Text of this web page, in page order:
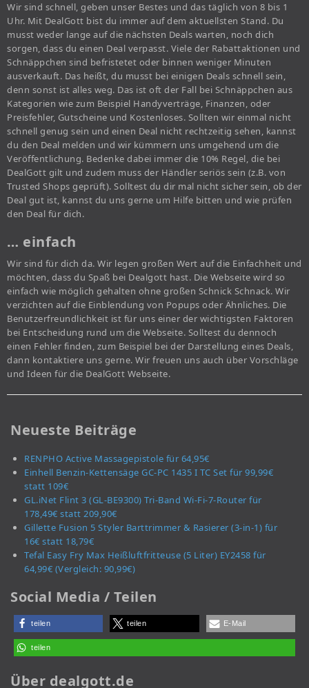
Wir sind schnell, geben unser Bestes und das täglich von 8 bis 1
Uhr. Mit DealGott bist du immer auf dem aktuellsten Stand. Du
musst weder lange auf die nächsten Deals warten, noch dich
sorgen, dass du einen Deal verpasst. Viele der Rabattaktionen und
Schnäppchen sind befristetet oder binnen weniger Minuten
ausverkauft. Das heißt, du musst bei einigen Deals schnell sein,
denn sonst ist alles weg. Das ist oft der Fall bei Schnäppchen aus
Kategorien wie zum Beispiel Handyverträge, Finanzen, oder
Preisfehler, Gutscheine und Kostenloses. Sollten wir einmal nicht
schnell genug sein und einen Deal nicht rechtzeitig sehen, kannst
du den Deal melden und wir kümmern uns umgehend um die
Veröffentlichung. Bedenke dabei immer die 10% Regel, die bei
DealGott gilt und zudem muss der Händler seriös sein (z.B. von
Trusted Shops geprüft). Solltest du dir mal nicht sicher sein, ob der
Deal gut ist, kannst du uns gerne um Hilfe bitten und wie prüfen
den Deal für dich.
… einfach
Wir sind für dich da. Wir legen großen Wert auf die Einfachheit und
möchten, dass du Spaß bei Dealgott hast. Die Webseite wird so
einfach wie möglich gehalten ohne großen Schnick Schnack. Wir
verzichten auf die Einblendung von Popups oder Ähnliches. Die
Benutzerfreundlichkeit ist für uns einer der wichtigsten Faktoren
bei Entscheidung rund um die Webseite. Solltest du dennoch
einen Fehler finden, zum Beispiel bei der Darstellung eines Deals,
dann kontaktiere uns gerne. Wir freuen uns auch über Vorschläge
und Ideen für die DealGott Webseite.
Neueste Beiträge
RENPHO Active Massagepistole für 64,95€
Einhell Benzin-Kettensäge GC-PC 1435 I TC Set für 99,99€
statt 109€
GL.iNet Flint 3 (GL-BE9300) Tri-Band Wi-Fi-7-Router für
178,49€ statt 209,90€
Gillette Fusion 5 Styler Barttrimmer & Rasierer (3-in-1) für
16€ statt 18,79€
Tefal Easy Fry Max Heißluftfritteuse (5 Liter) EY2458 für
64,99€ (Vergleich: 90,99€)
Social Media / Teilen
teilen teilen E-Mail
teilen
Über dealgott.de